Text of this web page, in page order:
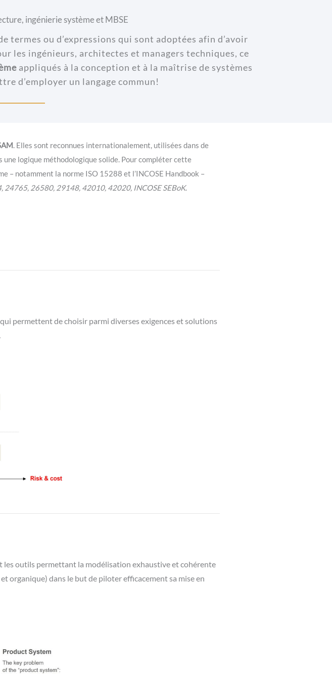
ingénierie système et MBSE
termes ou d’expressions qui sont adoptées afin d’avoir
les ingénieurs, architectes et managers techniques, ce
appliqués à la conception et à la maîtrise de systèmes
d’employer un langage commun!
. Elles sont reconnues internationalement, utilisées dans de
logique méthodologique solide. Pour compléter cette
– notamment la norme ISO 15288 et l’INCOSE Handbook –
24765, 26580, 29148, 42010, 42020, INCOSE SEBoK.
permettent de choisir parmi diverses exigences et solutions
les outils permettant la modélisation exhaustive et cohérente
organique) dans le but de piloter efficacement sa mise en